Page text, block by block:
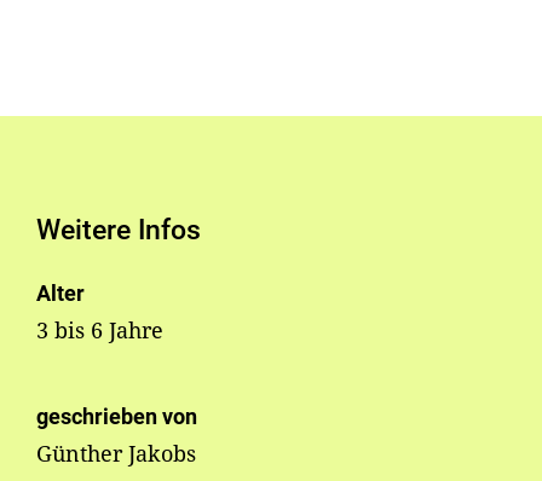
Weitere Infos
Alter
3 bis 6 Jahre
geschrieben von
Günther Jakobs